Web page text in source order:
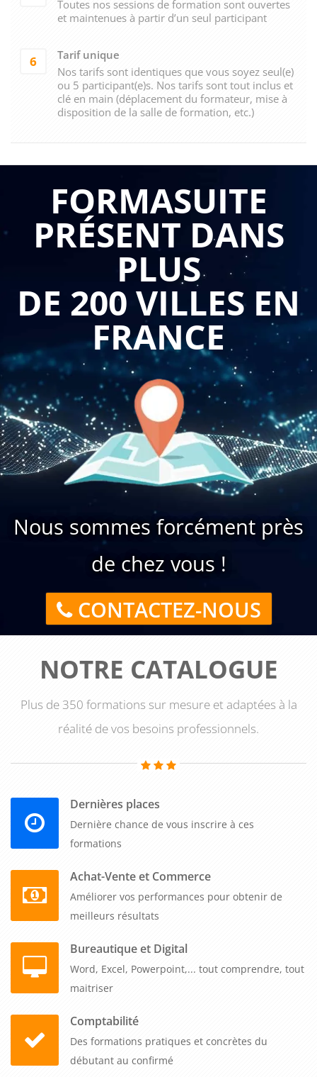
Toutes nos sessions de formation sont ouvertes
et maintenues à partir d’un seul participant
6
Tarif unique
Nos tarifs sont identiques que vous soyez seul(e)
ou 5 participant(e)s. Nos tarifs sont tout inclus et
clé en main (déplacement du formateur, mise à
disposition de la salle de formation, etc.)
FORMASUITE
PRÉSENT DANS
PLUS
DE 200 VILLES EN
FRANCE
Nous sommes forcément près
de chez vous !
CONTACTEZ-NOUS
NOTRE CATALOGUE
Plus de 350 formations sur mesure et adaptées à la
réalité de vos besoins professionnels.
Dernières places
Dernière chance de vous inscrire à ces
formations
Achat-Vente et Commerce
Améliorer vos performances pour obtenir de
meilleurs résultats
Bureautique et Digital
Word, Excel, Powerpoint,... tout comprendre, tout
maitriser
Comptabilité
Des formations pratiques et concrètes du
débutant au confirmé